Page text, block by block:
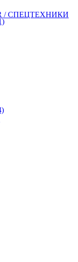
/ СПЕЦТЕХНИКИ